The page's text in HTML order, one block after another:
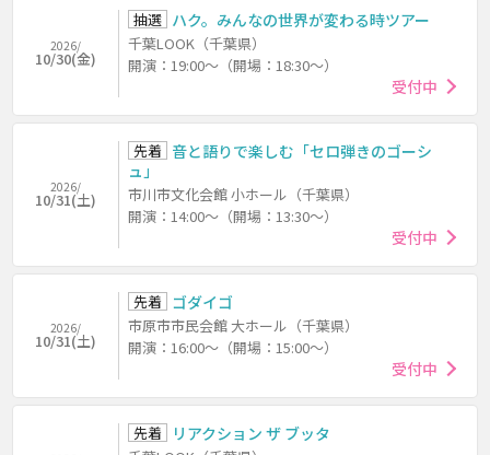
2026/
10/30(金)
抽選 ハク。みんなの世界が変わる時ツアー
千葉LOOK（千葉県）
開演：19:00～（開場：18:30～）
受付中
2026/
10/31(土)
先着 音と語りで楽しむ「セロ弾きのゴーシ
ュ」
市川市文化会館 小ホール（千葉県）
開演：14:00～（開場：13:30～）
受付中
2026/
10/31(土)
先着 ゴダイゴ
市原市市民会館 大ホール（千葉県）
開演：16:00～（開場：15:00～）
受付中
先着 リアクション ザ ブッタ